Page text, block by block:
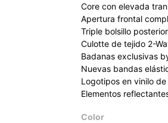
Core con elevada
Apertura frontal
Triple bolsillo
Culotte de tejido 2-
Badanas exclusivas
Nuevas bandas
Logotipos en vinilo
Elementos
Color